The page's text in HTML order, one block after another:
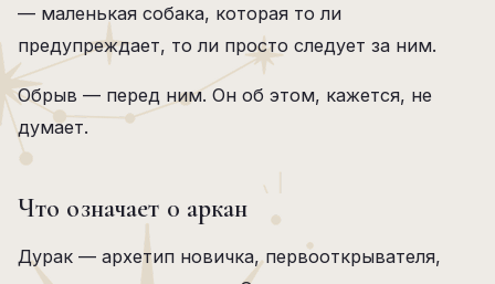
— маленькая собака, которая то ли
предупреждает, то ли просто следует за ним.
Обрыв — перед ним. Он об этом, кажется, не
думает.
Что означает 0 аркан
Дурак — архетип новичка, первооткрывателя,